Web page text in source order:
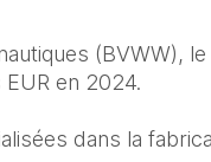
(BVWW), le
en 2024.​
dans la